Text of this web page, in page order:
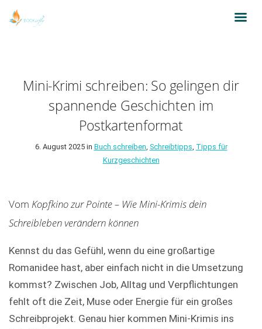
Mini-Krimi schreiben: So gelingen dir
spannende Geschichten im
Postkartenformat
6. August 2025 in Buch schreiben Schreibtipps Tipps für
Kurzgeschichten
Vom Kopfkino zur Pointe – Wie Mini-Krimis dein
Schreibleben verändern können
Kennst du das Gefühl, wenn du eine großartige
Romanidee hast, aber einfach nicht in die Umsetzung
kommst? Zwischen Job, Alltag und Verpflichtungen
fehlt oft die Zeit, Muse oder Energie für ein großes
Schreibprojekt. Genau hier kommen Mini-Krimis ins